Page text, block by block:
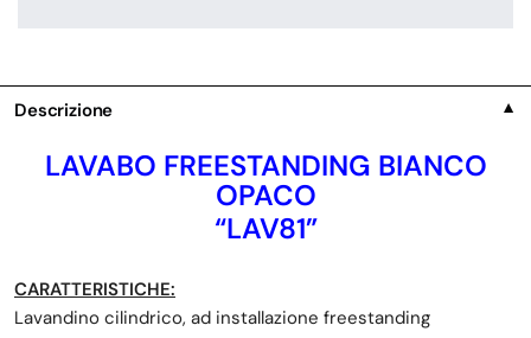
Descrizione ▼
LAVABO FREESTANDING BIANCO
OPACO
“LAV81”
CARATTERISTICHE:
Lavandino cilindrico, ad installazione freestanding